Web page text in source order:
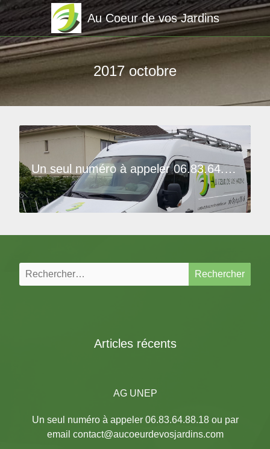
Au Coeur de vos Jardins
2017 octobre
Un seul numéro à appeler 06.83.64.88.18 ou par email contact@aucoeurdevosjardins.com
Rechercher :
Articles récents
AG UNEP
Un seul numéro à appeler 06.83.64.88.18 ou par
email contact@aucoeurdevosjardins.com